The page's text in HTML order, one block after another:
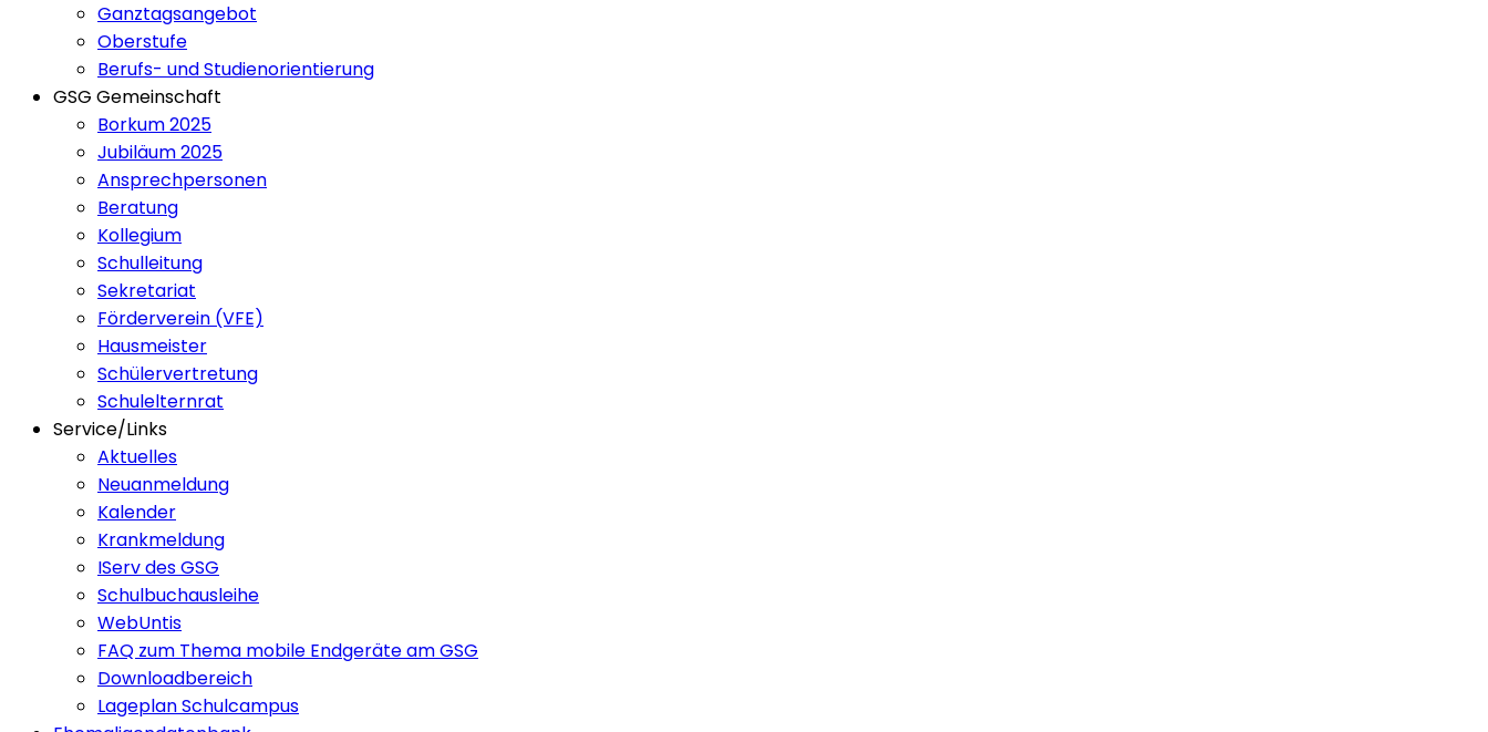
Ganztagsangebot
Oberstufe
Berufs- und Studienorientierung
GSG Gemeinschaft
Borkum 2025
Jubiläum 2025
Ansprechpersonen
Beratung
Kollegium
Schulleitung
Sekretariat
Förderverein (VFE)
Hausmeister
Schülervertretung
Schulelternrat
Service/Links
Aktuelles
Neuanmeldung
Kalender
Krankmeldung
IServ des GSG
Schulbuchausleihe
WebUntis
FAQ zum Thema mobile Endgeräte am GSG
Downloadbereich
Lageplan Schulcampus